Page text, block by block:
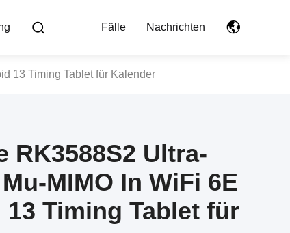
Fälle Nachrichten
13 Timing Tablet für Kalender
RK3588S2 Ultra-
MIMO In WiFi 6E
Timing Tablet für